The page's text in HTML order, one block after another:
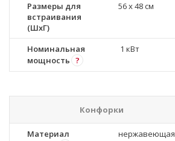
Размеры для
встраивания
(ШхГ)
56 x 48 см
Номинальная
мощность ?
1 кВт
Конфорки
Материал
нержавеющая